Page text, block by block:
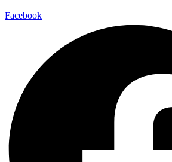
Facebook